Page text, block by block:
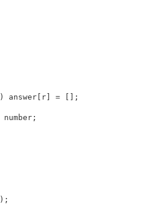
) answer r = ;
number ;
) ;